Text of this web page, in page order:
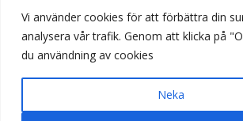
Vi använder cookies för att förbättra din
analysera vår trafik. Genom att klicka på
du användning av cookies
Neka
Se hela topplistan